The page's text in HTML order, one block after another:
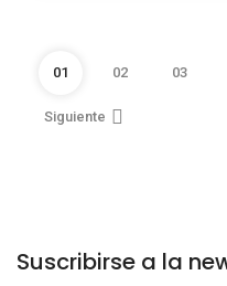
01 02 03
Siguiente
Suscribirse a la